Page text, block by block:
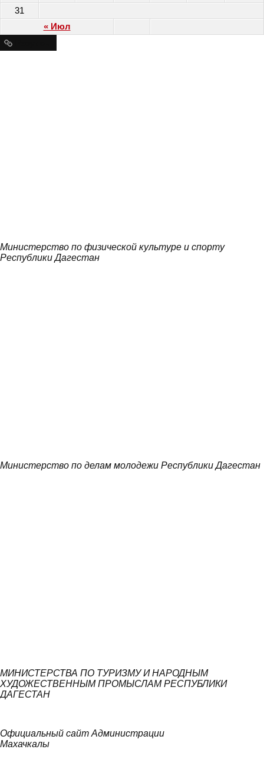
« Июл
31
Министерство по физической культуре и спорту
Республики Дагестан
Министерство по делам молодежи Республики Дагестан
МИНИСТЕРСТВА ПО ТУРИЗМУ И НАРОДНЫМ
ХУДОЖЕСТВЕННЫМ ПРОМЫСЛАМ РЕСПУБЛИКИ
ДАГЕСТАН
Официальный сайт Администрации
Махачкалы